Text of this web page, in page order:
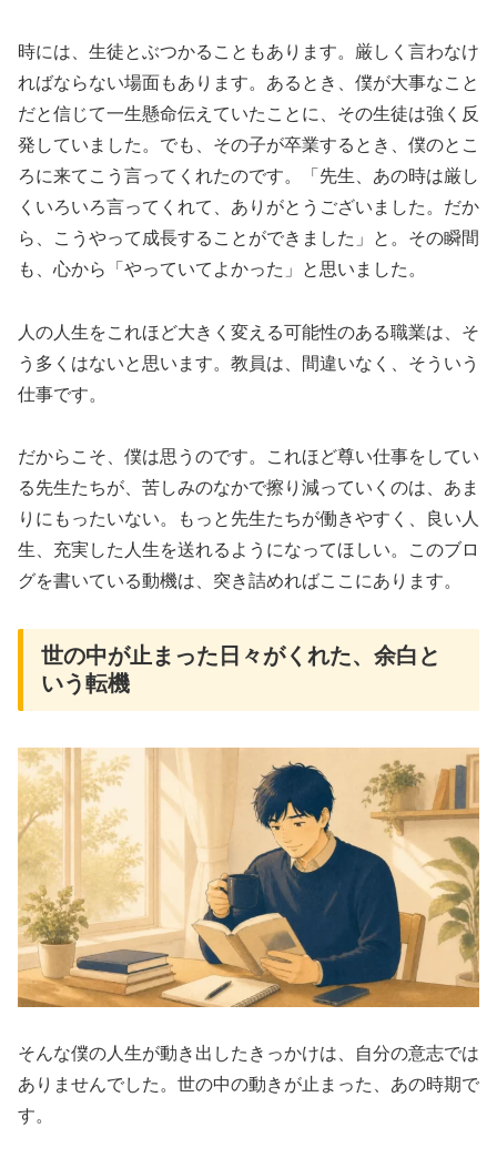
時には、生徒とぶつかることもあります。厳しく言わなけ
ればならない場面もあります。あるとき、僕が大事なこと
だと信じて一生懸命伝えていたことに、その生徒は強く反
発していました。でも、その子が卒業するとき、僕のとこ
ろに来てこう言ってくれたのです。「先生、あの時は厳し
くいろいろ言ってくれて、ありがとうございました。だか
ら、こうやって成長することができました」と。その瞬間
も、心から「やっていてよかった」と思いました。
人の人生をこれほど大きく変える可能性のある職業は、そ
う多くはないと思います。教員は、間違いなく、そういう
仕事です。
だからこそ、僕は思うのです。これほど尊い仕事をしてい
る先生たちが、苦しみのなかで擦り減っていくのは、あま
りにもったいない。もっと先生たちが働きやすく、良い人
生、充実した人生を送れるようになってほしい。このブロ
グを書いている動機は、突き詰めればここにあります。
世の中が止まった日々がくれた、余白と
いう転機
そんな僕の人生が動き出したきっかけは、自分の意志では
ありませんでした。世の中の動きが止まった、あの時期で
す。